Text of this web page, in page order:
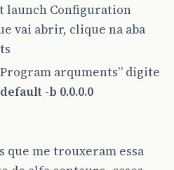
launch Configuration
vai abrir, clique na aba
arquments” digite
-b 0.0.0.0
que me trouxeram essa